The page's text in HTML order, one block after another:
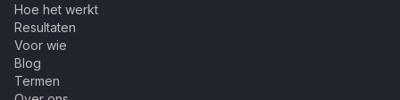
Hoe het werkt
Resultaten
Voor wie
Blog
Termen